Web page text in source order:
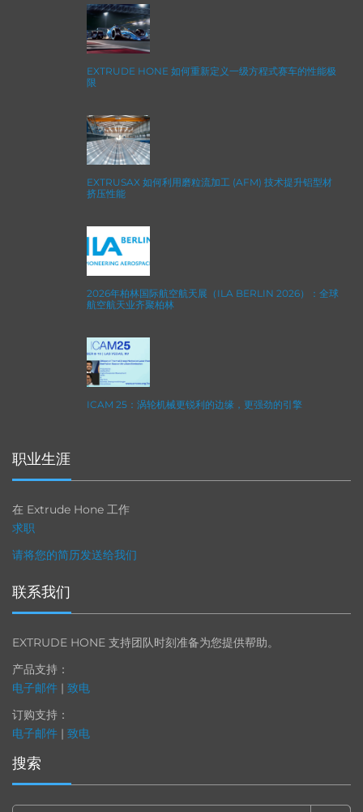
EXTRUDE HONE 如何重新定义一级方程式赛车的性能极
限
EXTRUSAX 如何利用磨粒流加工 (AFM) 技术提升铝型材
挤压性能
2026年柏林国际航空航天展（ILA BERLIN 2026）：全球
航空航天业齐聚柏林
ICAM 25：涡轮机械更锐利的边缘，更强劲的引擎
职业生涯
在 Extrude Hone 工作
求职
请将您的简历发送给我们
联系我们
EXTRUDE HONE 支持团队时刻准备为您提供帮助。
产品支持：
电子邮件 | 致电
订购支持：
电子邮件 | 致电
搜索